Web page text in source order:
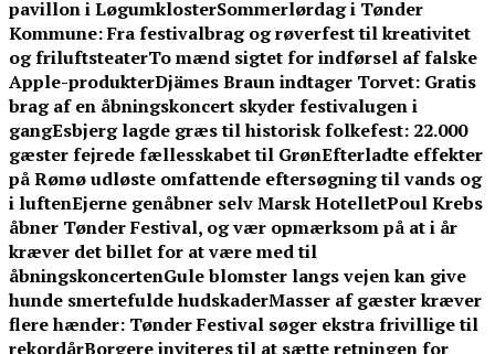
pavillon i LøgumklosterSommerlørdag i Tønder
Kommune: Fra festivalbrag og røverfest til kreativitet
og friluftsteaterTo mænd sigtet for indførsel af falske
Apple-produkterDjämes Braun indtager Torvet: Gratis
brag af en åbningskoncert skyder festivalugen i
gangEsbjerg lagde græs til historisk folkefest: 22.000
gæster fejrede fællesskabet til GrønEfterladte effekter
på Rømø udløste omfattende eftersøgning til vands og
i luftenEjerne genåbner selv Marsk HotelletPoul Krebs
åbner Tønder Festival, og vær opmærksom på at i år
kræver det billet for at være med til
åbningskoncertenGule blomster langs vejen kan give
hunde smertefulde hudskaderMasser af gæster kræver
flere hænder: Tønder Festival søger ekstra frivillige til
rekordårBorgere inviteres til at sætte retningen for